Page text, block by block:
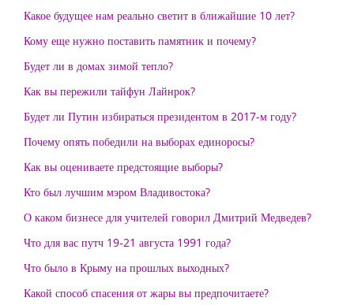
Какое будущее нам реально светит в ближайшие 10 лет?
Кому еще нужно поставить памятник и почему?
Будет ли в домах зимой тепло?
Как вы пережили тайфун Лайнрок?
Будет ли Путин избираться президентом в 2017-м году?
Почему опять победили на выборах единоросы?
Как вы оцениваете предстоящие выборы?
Кто был лучшим мэром Владивостока?
О каком бизнесе для учителей говорил Дмитрий Медведев?
Что для вас путч 19-21 августа 1991 года?
Что было в Крыму на прошлых выходных?
Какой способ спасения от жары вы предпочитаете?